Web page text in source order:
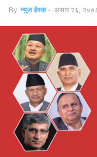
By न्युज डेस्क - असार २६,